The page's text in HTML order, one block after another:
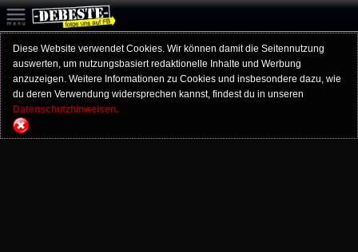
Diese Website verwendet Cookies. Wir können damit die Seitennutzung
auswerten, um nutzungsbasiert redaktionelle Inhalte und Werbung
anzuzeigen. Weitere Informationen zu Cookies und insbesondere dazu, wie
du deren Verwendung widersprechen kannst, findest du in unseren
Datenschutzhinweisen.